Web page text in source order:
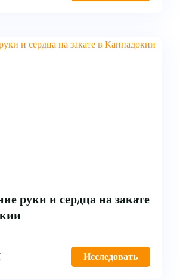
руки и сердца на закате
Исследовать